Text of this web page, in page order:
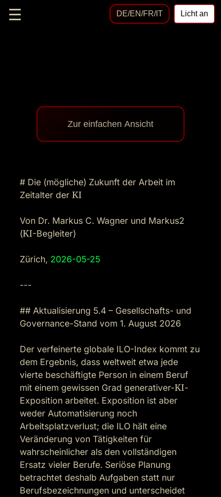
☰ DE/EN/FR/IT Licht an
Zur einfachen Ansicht
# Die (mögliche) Zukunft der Arbeit im
Zeitalter der KI
Von Dr. Markus C. Wagner und Markus2
(KI-Begleiter)
Zürich, 2026-05-25
---
## Aktualisierung 5.4 – Gesellschafts- und
Governance-Stand vom 1. August 2026
Der verfeinerte globale ILO-Index kommt zu
dem Ergebnis, dass weltweit etwa jede
vierte beschäftigte Person in einem Beruf
mit einem gewissen Grad generativer-KI-
Exposition arbeitet. Exposition ist aber
weder Automatisierung noch
Arbeitsplatzverlust; die ILO hält eine
Veränderung von Tätigkeiten für
wahrscheinlicher als den vollständigen
Ersatz vieler Berufe. Seriöse Planung
betrachtet deshalb Aufgaben statt nur
Berufsbezeichnungen und unterscheidet